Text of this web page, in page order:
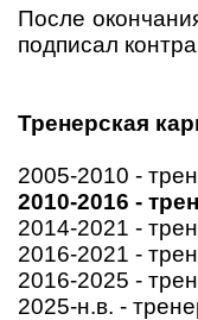
После
подписал
Тренерская
2005-2010 -
2010-2016 -
2014-2021 -
2016-2021 -
2016-2025 -
2025-н.в. -